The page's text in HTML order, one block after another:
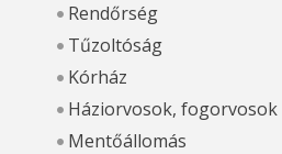
Rendőrség
Tűzoltóság
Kórház
Háziorvosok, fogorvosok
Mentőállomás